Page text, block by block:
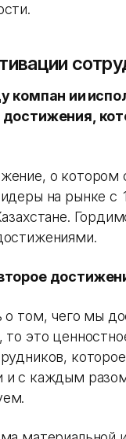
компан ии
достижения,
о котором
на рынке с
о том, чего мы
то это
и с каждым